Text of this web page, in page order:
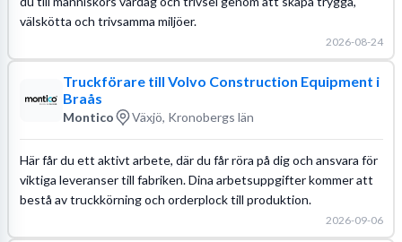
välskötta och trivsamma miljöer.
2026-08-24
Truckförare till Volvo Construction Equipment i
Braås
Montico Växjö, Kronobergs län
Här får du ett aktivt arbete, där du får röra på dig och ansvara för
viktiga leveranser till fabriken. Dina arbetsuppgifter kommer att
bestå av truckkörning och orderplock till produktion.
2026-09-06